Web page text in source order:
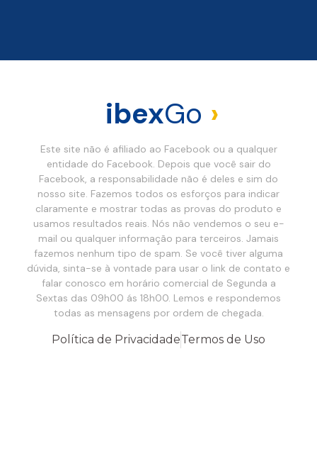
ibexGo ›
Este site não é afiliado ao Facebook ou a qualquer
entidade do Facebook. Depois que você sair do
Facebook, a responsabilidade não é deles e sim do
nosso site. Fazemos todos os esforços para indicar
claramente e mostrar todas as provas do produto e
usamos resultados reais. Nós não vendemos o seu e-
mail ou qualquer informação para terceiros. Jamais
fazemos nenhum tipo de spam. Se você tiver alguma
dúvida, sinta-se à vontade para usar o link de contato e
falar conosco em horário comercial de Segunda a
Sextas das 09h00 ás 18h00. Lemos e respondemos
todas as mensagens por ordem de chegada.
Política de PrivacidadeTermos de Uso